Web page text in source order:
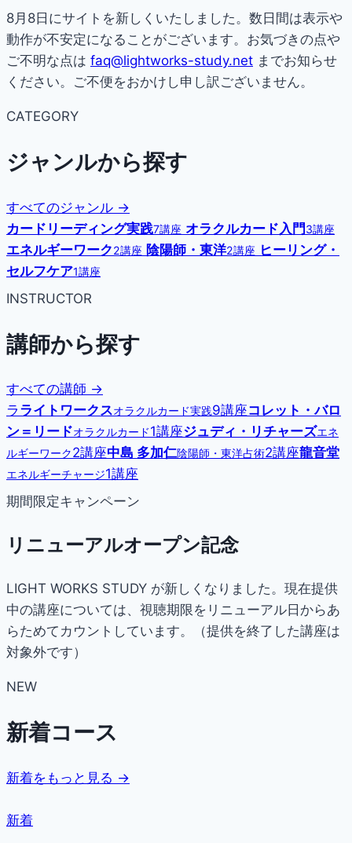
8月8日にサイトを新しくいたしました。数日間は表示や
動作が不安定になることがございます。お気づきの点や
ご不明な点は faq@lightworks-study.net までお知らせ
ください。ご不便をおかけし申し訳ございません。
CATEGORY
ジャンルから探す
すべてのジャンル →
カードリーディング実践7講座 オラクルカード入門3講座
エネルギーワーク2講座 陰陽師・東洋2講座 ヒーリング・
セルフケア1講座
INSTRUCTOR
講師から探す
すべての講師 →
ラ ライトワークスオラクルカード実践9講座コレット・バロ
ン＝リードオラクルカード1講座ジュディ・リチャーズエネ
ルギーワーク2講座中島 多加仁陰陽師・東洋占術2講座龍音堂
エネルギーチャージ1講座
期間限定キャンペーン
リニューアルオープン記念
LIGHT WORKS STUDY が新しくなりました。現在提供
中の講座については、視聴期限をリニューアル日からあ
らためてカウントしています。（提供を終了した講座は
対象外です）
NEW
新着コース
新着をもっと見る →
新着